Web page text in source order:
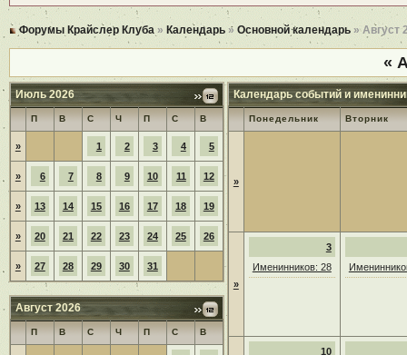
Форумы Крайслер Клуба » Календарь» Основной календарь» Август
«
Июль 2026
П В С Ч П С В
» 1 2 3 4 5
» 6 7 8 9 10 11 12
» 13 14 15 16 17 18 19
» 20 21 22 23 24 25 26
» 27 28 29 30 31
Август 2026
П В С Ч П С В
Календарь событий и
Понедельник Вторник
»
»
3
Именинников: 28
10